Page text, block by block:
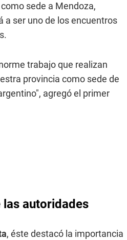
sede a Mendoza,
a ser uno de los encuentros
trabajo que realizan
provincia como sede de
agregó el primer
las autoridades
, éste destacó la importancia